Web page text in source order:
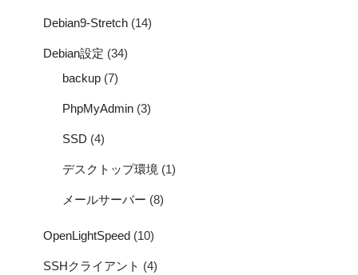
Debian9-Stretch (14)
Debian設定 (34)
backup (7)
PhpMyAdmin (3)
SSD (4)
デスクトップ環境 (1)
メールサーバー (8)
OpenLightSpeed (10)
SSHクライアント (4)